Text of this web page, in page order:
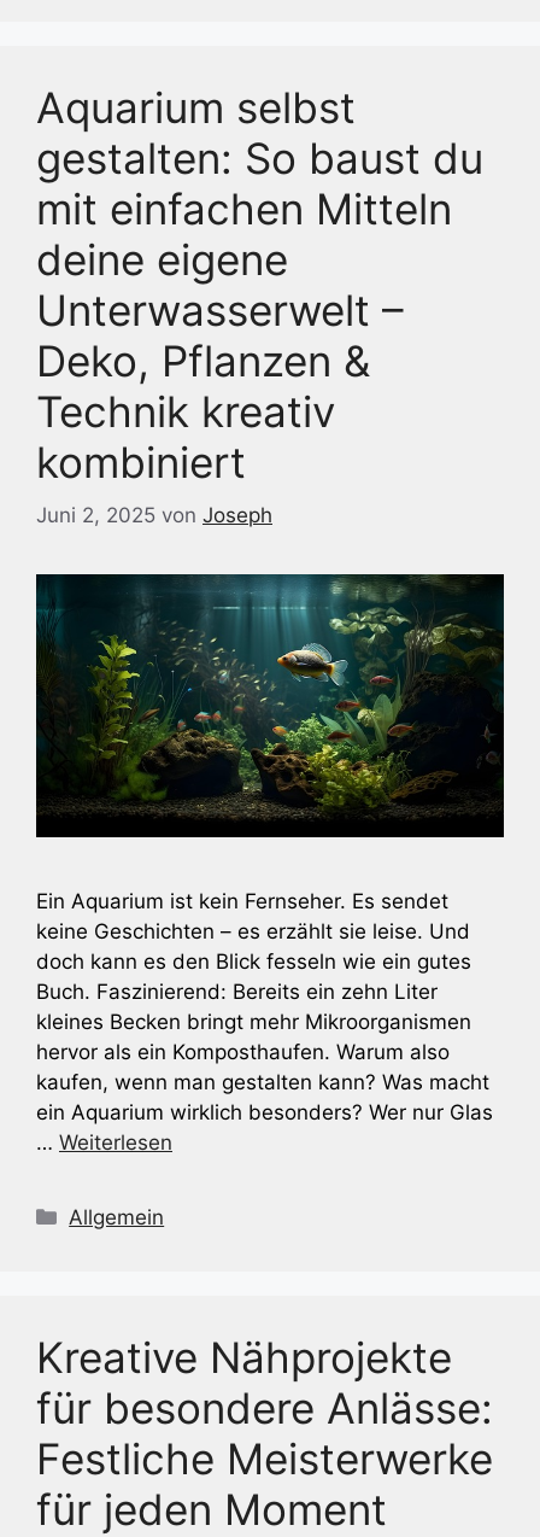
Aquarium selbst
gestalten: So baust du
mit einfachen Mitteln
deine eigene
Unterwasserwelt –
Deko, Pflanzen &
Technik kreativ
kombiniert
Juni 2, 2025 von Joseph
Ein Aquarium ist kein Fernseher. Es sendet
keine Geschichten – es erzählt sie leise. Und
doch kann es den Blick fesseln wie ein gutes
Buch. Faszinierend: Bereits ein zehn Liter
kleines Becken bringt mehr Mikroorganismen
hervor als ein Komposthaufen. Warum also
kaufen, wenn man gestalten kann? Was macht
ein Aquarium wirklich besonders? Wer nur Glas
… Weiterlesen
Kategorien
Allgemein
Kreative Nähprojekte
für besondere Anlässe:
Festliche Meisterwerke
für jeden Moment